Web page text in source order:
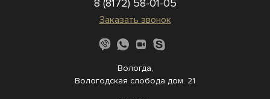
8 (8172) 58-01-05
Заказать звонок
Вологда,
Вологодская слобода дом. 21